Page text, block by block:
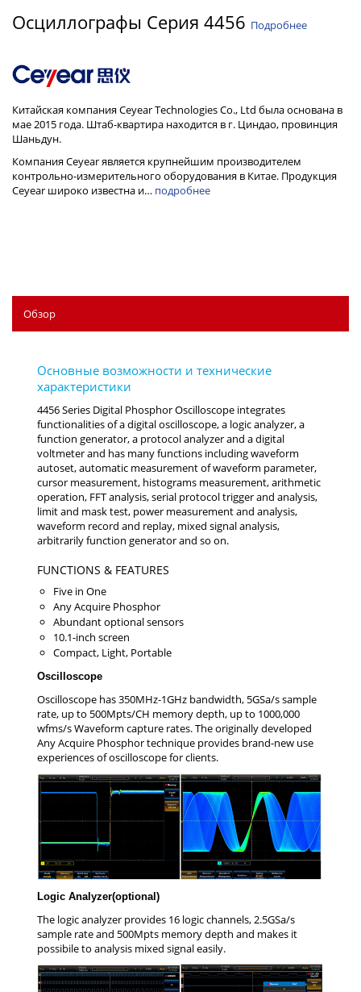
Осциллографы Серия 4456 Подробнее
Китайская компания Ceyear Technologies Co., Ltd была основана в
мае 2015 года. Штаб-квартира находится в г. Циндао, провинция
Шаньдун.
Компания Ceyear является крупнейшим производителем
контрольно-измерительного оборудования в Китае. Продукция
Ceyear широко известна и… подробнее
Обзор
4456 Series Digital Phosphor Oscilloscope integrates
functionalities of a digital oscilloscope, a logic analyzer, a
function generator, a protocol analyzer and a digital
voltmeter and has many functions including waveform
autoset, automatic measurement of waveform parameter,
cursor measurement, histograms measurement, arithmetic
operation, FFT analysis, serial protocol trigger and analysis,
limit and mask test, power measurement and analysis,
waveform record and replay, mixed signal analysis,
arbitrarily function generator and so on.
FUNCTIONS & FEATURES
Five in One
Any Acquire Phosphor
Abundant optional sensors
10.1-inch screen
Compact, Light, Portable
Oscilloscope
Oscilloscope has 350MHz-1GHz bandwidth, 5GSa/s sample
rate, up to 500Mpts/CH memory depth, up to 1000,000
wfms/s Waveform capture rates. The originally developed
Any Acquire Phosphor technique provides brand-new use
experiences of oscilloscope for clients.
Logic Analyzer(optional)
The logic analyzer provides 16 logic channels, 2.5GSa/s
sample rate and 500Mpts memory depth and makes it
possibile to analysis mixed signal easily.